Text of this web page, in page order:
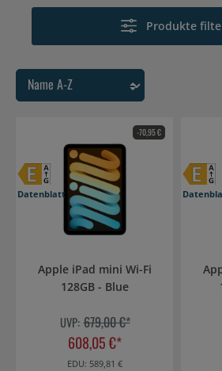
Produkte
-70,95 €
Datenblatt
Apple iPad mini Wi-Fi
128GB - Blue
UVP: 679,00 €*
608,05 €*
EDU: 589,81 €